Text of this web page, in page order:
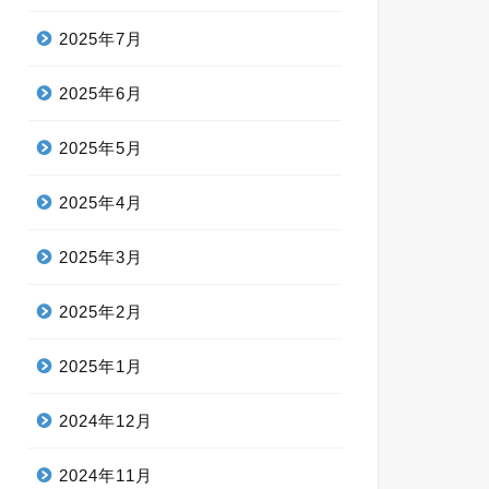
2025年7月
2025年6月
2025年5月
2025年4月
2025年3月
2025年2月
2025年1月
2024年12月
2024年11月